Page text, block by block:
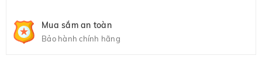
Mua sắm an toàn
Bảo hành chính hãng